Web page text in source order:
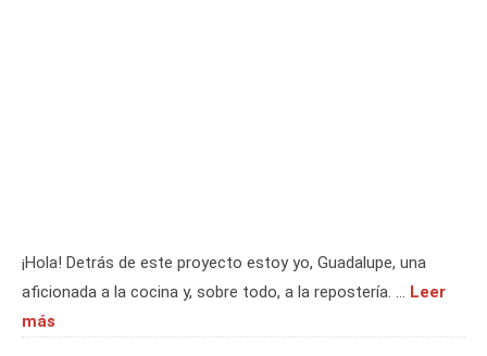
¡Hola! Detrás de este proyecto estoy yo, Guadalupe, una
aficionada a la cocina y, sobre todo, a la repostería. … Leer
más